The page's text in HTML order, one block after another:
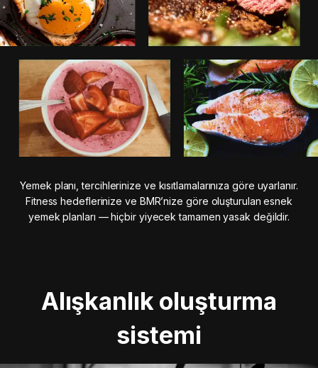
Yemek planı, tercihlerinize ve kısıtlamalarınıza göre uyarlanır.
Fitness hedeflerinize ve BMR’nize göre oluşturulan esnek
yemek planları — hiçbir yiyecek tamamen yasak değildir.
Alışkanlık oluşturma
sistemi